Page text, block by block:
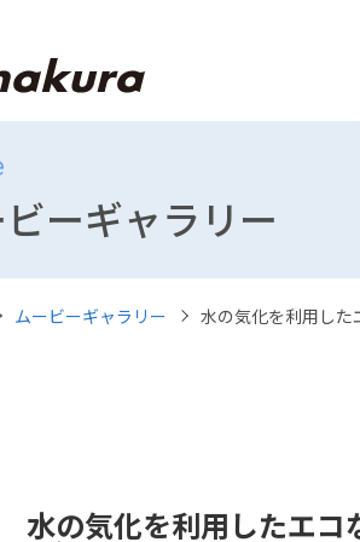
ーギャラリー
ムービーギャラリー 水の気化を利用し
水の気化を利用したエコ